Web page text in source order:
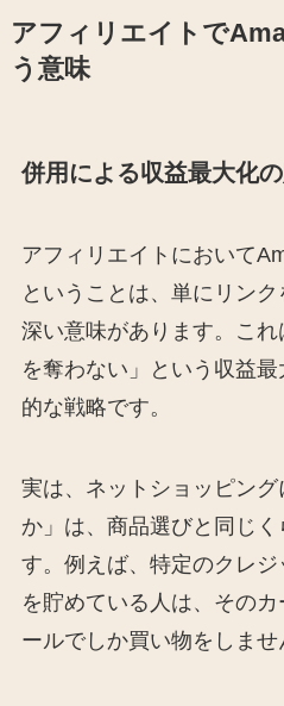
アフィリエイトで
う意味
併用による収益最大化
アフィリエイトにおいて
ということは、単にリン
深い意味があります。こ
を奪わない」という収益
的な戦略です。
実は、ネットショッピン
か」は、商品選びと同じ
す。例えば、特定のクレ
を貯めている人は、その
ールでしか買い物をしませ